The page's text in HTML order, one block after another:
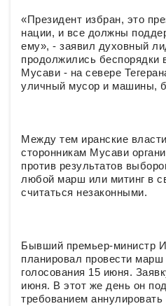
«Президент избран, это
нации, и все должны
ему», - заявил духовный
продолжились беспорядки
Мусави - на севере
уличный мусор и машины,
Между тем иранские
сторонникам Мусави
против результатов
любой марш или митинг в
считаться незаконными.
Бывший премьер-министр
планировал провести марш
голосования 15 июня.
июня. В этот же день он
требованием аннулировать